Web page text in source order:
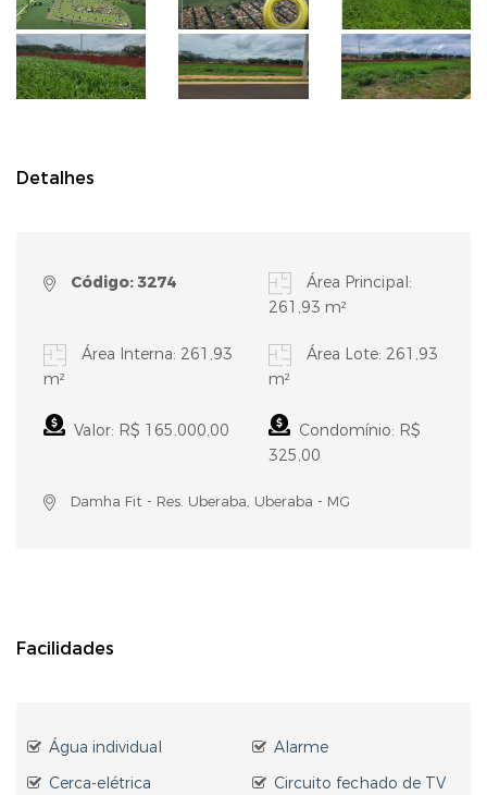
Detalhes
Código: 3274
Área Principal:
261,93 m²
Área Interna: 261,93
m²
Área Lote: 261,93
m²
Valor: R$ 165.000,00
Condomínio: R$
325,00
Damha Fit - Res. Uberaba, Uberaba - MG
Facilidades
Água individual
Alarme
Cerca-elétrica
Circuito fechado de TV